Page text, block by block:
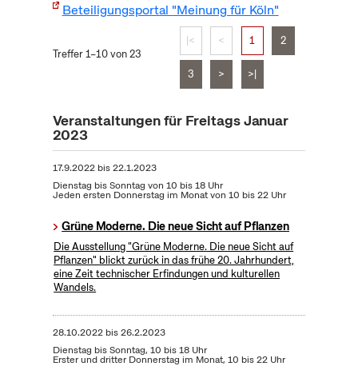
Beteiligungsportal "Meinung für Köln"
Treffer 1–10 von 23
|< < 1 2
3 > >|
Veranstaltungen für Freitags Januar
2023
17.9.2022bis22.1.2023
Dienstag bis Sonntag von 10 bis 18 Uhr
Jeden ersten Donnerstag im Monat von 10 bis 22 Uhr
Grüne Moderne. Die neue Sicht auf Pflanzen
Die Ausstellung "Grüne Moderne. Die neue Sicht auf
Pflanzen" blickt zurück in das frühe 20. Jahrhundert,
eine Zeit technischer Erfindungen und kulturellen
Wandels.
28.10.2022bis26.2.2023
Dienstag bis Sonntag, 10 bis 18 Uhr
Erster und dritter Donnerstag im Monat, 10 bis 22 Uhr